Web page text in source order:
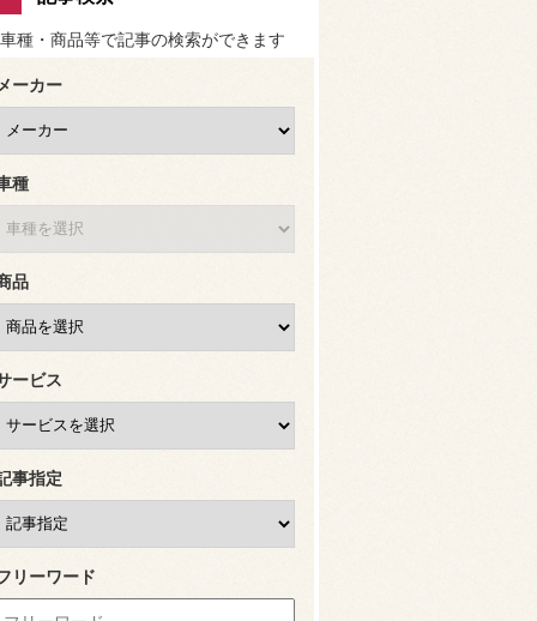
種・商品等で記事の検索ができます
ーカー
種
品
ービス
事指定
リーワード